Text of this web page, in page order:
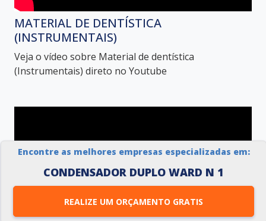
Encontre as melhores empresas especializadas em:
CONDENSADOR DUPLO WARD N 1
REALIZE UM ORÇAMENTO GRATIS
MATERIAL DE DENTÍSTICA
(INSTRUMENTAIS)
Veja o vídeo sobre Material de dentística
(Instrumentais) direto no Youtube